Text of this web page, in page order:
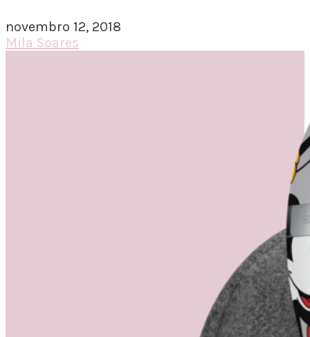
novembro 12, 2018
Mila Soares